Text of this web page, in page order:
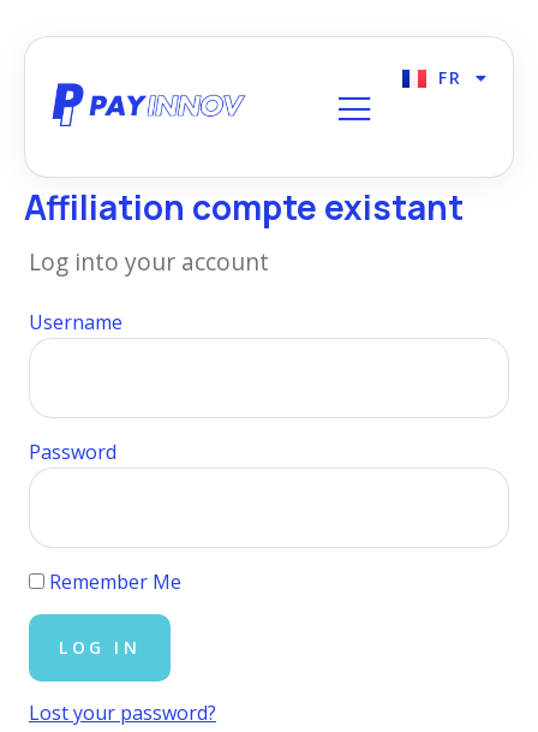
FR
EN
Affiliation compte existant
Log into your account
Username
Password
Remember Me
Lost your password?